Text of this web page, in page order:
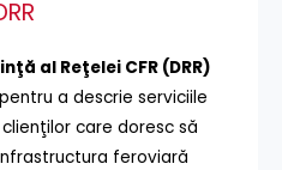
al Reţelei CFR (DRR)
a descrie serviciile
care doresc să
feroviară